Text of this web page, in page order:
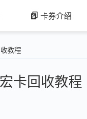
卡券介绍
教程
卡回收教程